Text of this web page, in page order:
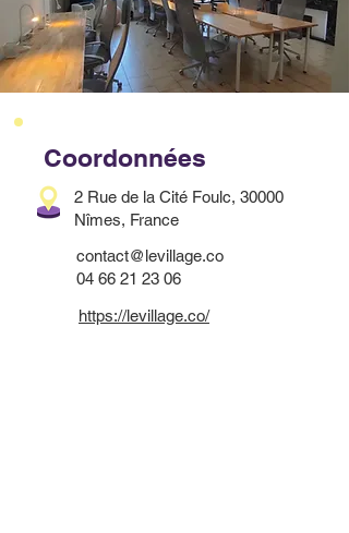
Coordonnées
2 Rue de la Cité Foulc, 30000
Nîmes, France
contact@levillage.co
04 66 21 23 06
https://levillage.co/